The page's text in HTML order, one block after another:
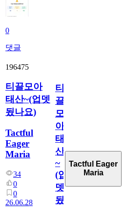
0
댓글
196475
티끌모아
태산~(업뎃
됬나요)
Tactful
Eager
Maria
34
0
0
26.06.28
티
끌
모
아
태
산
~
(업
뎃
됬
Tactful Eager
Maria